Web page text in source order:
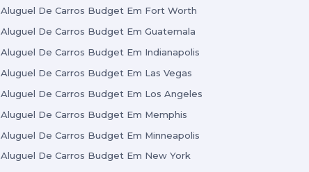
Aluguel De Carros Budget Em Fort Worth
Aluguel De Carros Budget Em Guatemala
Aluguel De Carros Budget Em Indianapolis
Aluguel De Carros Budget Em Las Vegas
Aluguel De Carros Budget Em Los Angeles
Aluguel De Carros Budget Em Memphis
Aluguel De Carros Budget Em Minneapolis
Aluguel De Carros Budget Em New York